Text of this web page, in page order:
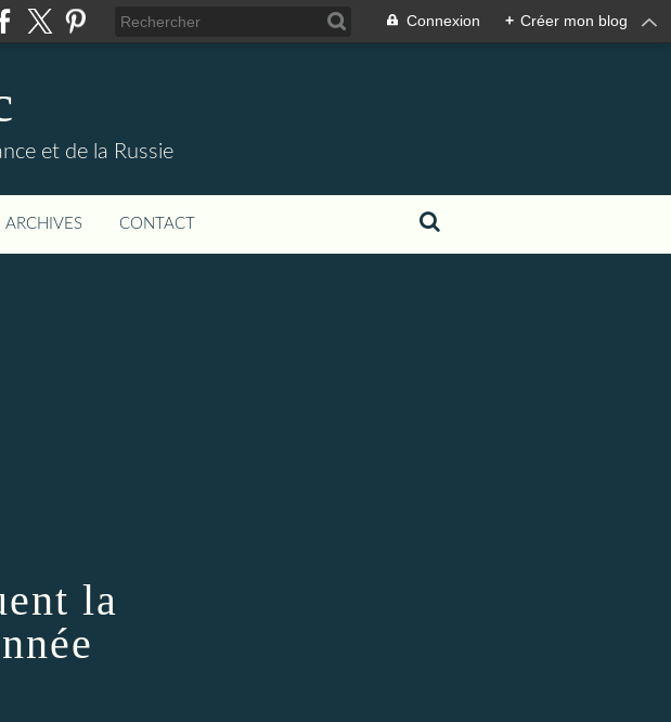
Connexion + Créer mon blog
et de la Russie
ARCHIVES CONTACT
la